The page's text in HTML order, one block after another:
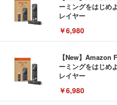
ーミングをはじめ
レイヤー
￥6,980
【New】Amazon
ーミングをはじめ
レイヤー
￥6,980